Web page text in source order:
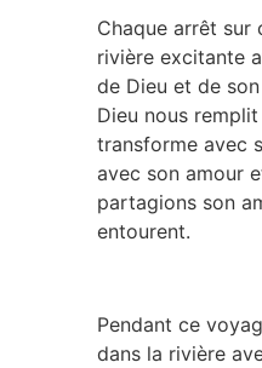
Chaque arrêt
rivière excitante
de Dieu et de
Dieu nous
transforme avec
avec son amour
partagions son
entourent.
Pendant ce
dans la rivière